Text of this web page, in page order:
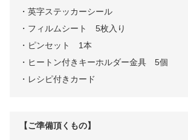
・英字ステッカーシール
・フィルムシート 5枚入り
・ピンセット 1本
・ヒートン付きキーホルダー金具 5個
・レシピ付きカード
【ご準備頂くもの】